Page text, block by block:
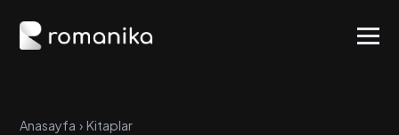
Anasayfa › Kitaplar